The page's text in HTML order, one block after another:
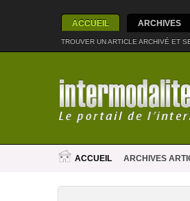
ACCUEIL ARCHIVES
TROUVER UN ARTICLE ARCHIVÉ ET
ACCUEIL ARCHIVES